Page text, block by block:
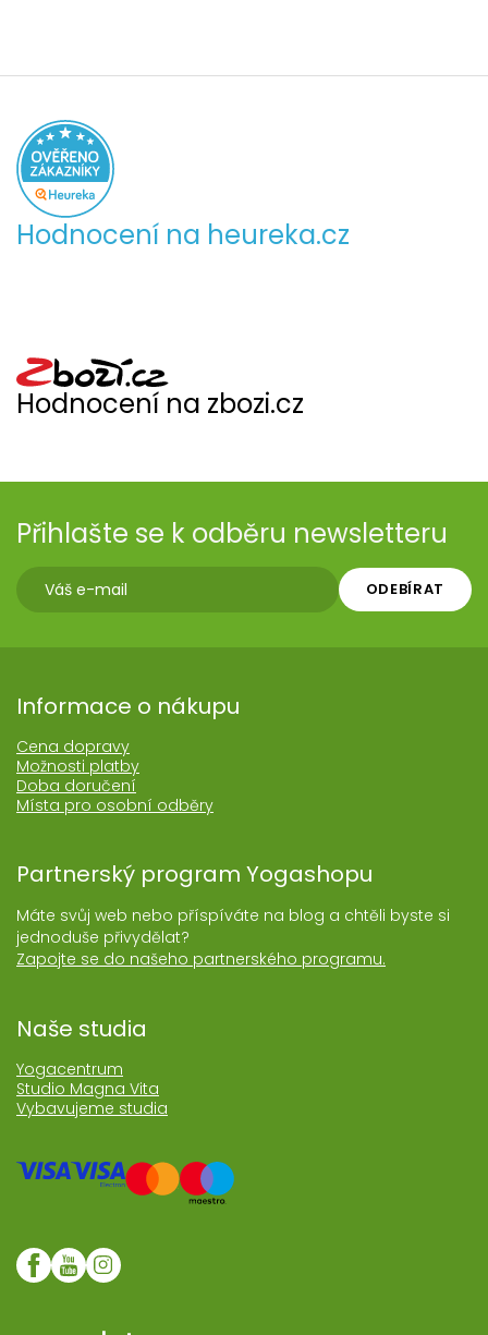
Hodnocení na heureka.cz
Hodnocení na zbozi.cz
Přihlašte se k odběru newsletteru
ODEBÍRAT
Informace o nákupu
Cena dopravy
Možnosti platby
Doba doručení
Místa pro osobní odběry
Partnerský program Yogashopu
Máte svůj web nebo příspíváte na blog a chtěli byste si
jednoduše přivydělat?
Zapojte se do našeho partnerského programu.
Naše studia
Yogacentrum
Studio Magna Vita
Vybavujeme studia